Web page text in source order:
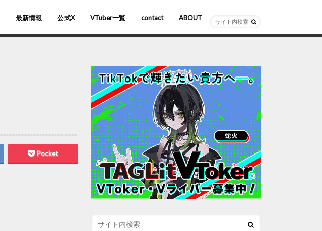
最新情報 公式X VTuber一覧
バーチャルYouTuber
VR/AR
ホロライブ
にじさんじ
ななしいんく
ぶいすぽっ！
contact ABOUT
Pocket